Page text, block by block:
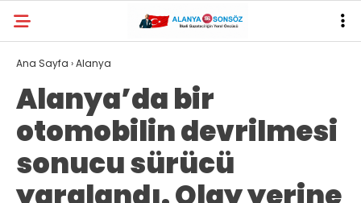
Ana Sayfa ›Alanya
Alanya’da bir
otomobilin devrilmesi
sonucu sürücü